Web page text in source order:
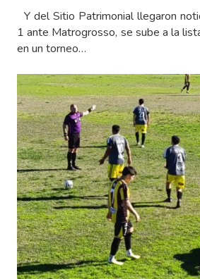
Y del Sitio Patrimonial llegaron
1 ante Matrogrosso, se sube a la
en un torneo…